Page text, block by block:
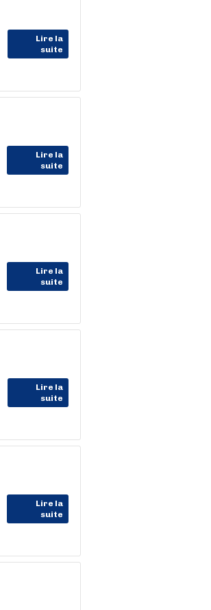
Lire la
suite
Lire la
suite
Lire la
suite
Lire la
suite
Lire la
suite